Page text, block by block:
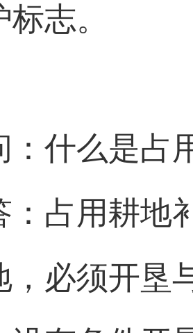
志。
：什么是占
：占用耕地
，必须开垦